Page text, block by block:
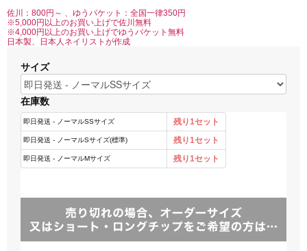
佐川：800円～ 、ゆうパケット：全国一律350円
※5,000円以上のお買い上げで佐川無料
※4,000円以上のお買い上げでゆうパケット無料
日本製、日本人ネイリストが作成
サイズ
在庫数